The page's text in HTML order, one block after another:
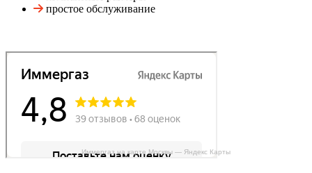
простое обслуживание
Иммергаз на карте Москвы — Яндекс Карты